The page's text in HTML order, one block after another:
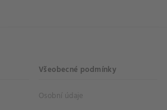
Všeobecné podmínky
Osobní údaje